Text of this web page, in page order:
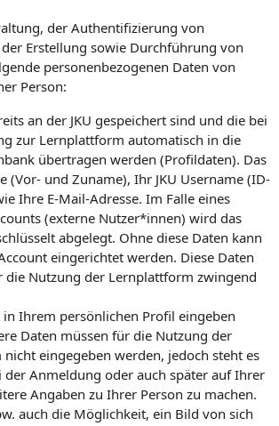
der Authentifizierung von
Erstellung sowie Durchführung von
personenbezogenen Daten von
Person:
an der JKU gespeichert sind und die bei
zur Lernplattform automatisch in die
übertragen werden (Profildaten). Das
(Vor- und Zuname), Ihr JKU Username (ID-
Ihre E-Mail-Adresse. Im Falle eines
(externe Nutzer*innen) wird das
abgelegt. Ohne diese Daten kann
eingerichtet werden. Diese Daten
die Nutzung der Lernplattform zwingend
in Ihrem persönlichen Profil eingeben
Daten müssen für die Nutzung der
eingegeben werden, jedoch steht es
der Anmeldung oder auch später auf Ihrer
Angaben zu Ihrer Person zu machen.
auch die Möglichkeit, ein Bild von sich